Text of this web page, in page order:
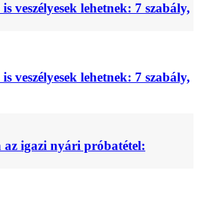
veszélyesek lehetnek: 7 szabály,
is veszélyesek lehetnek: 7 szabály,
az igazi nyári próbatétel: